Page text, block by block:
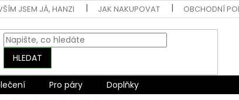
JSEM JÁ, HANZI JAK NAKUPOVAT OBCHODNÍ
HLEDAT
Pro páry
Doplňky